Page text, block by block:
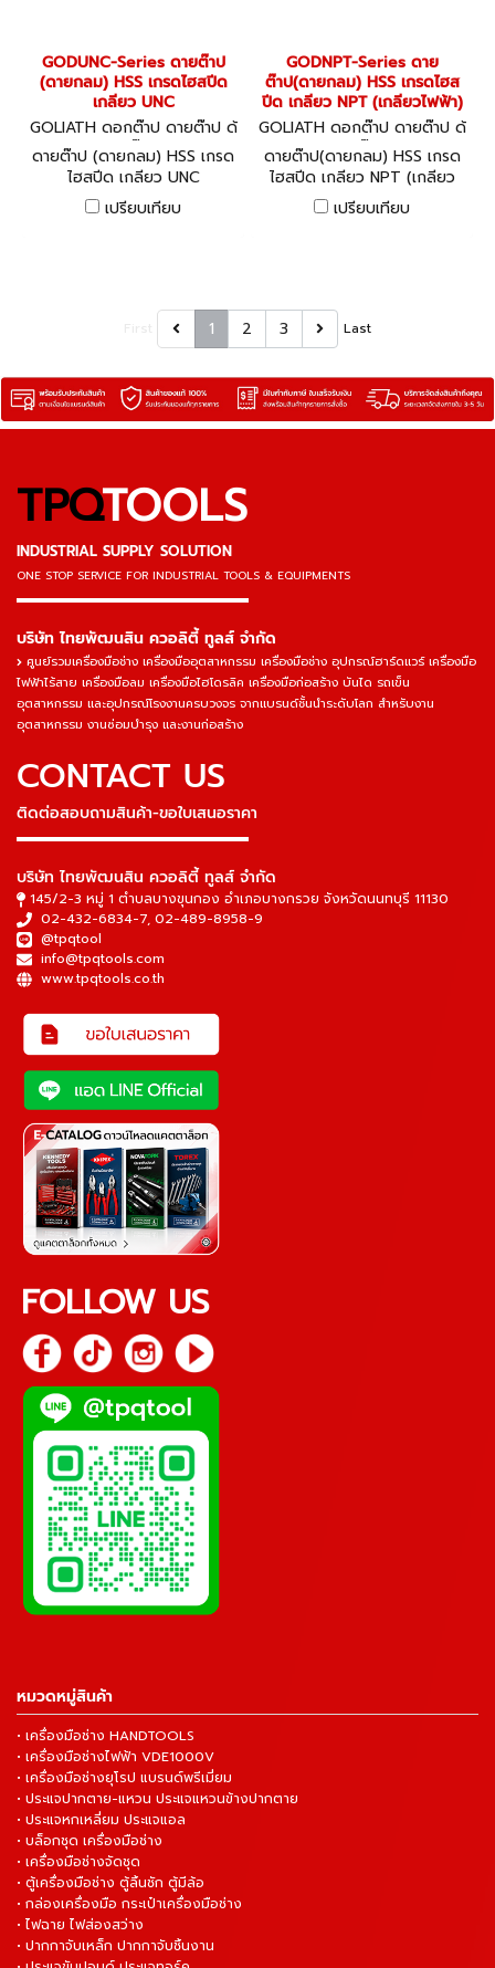
GODUNC-Series ดายต๊าป
(ดายกลม) HSS เกรดไฮสปีด
เกลียว UNC
GOLIATH ดอกต๊าป ดายต๊าป ด้
ามต๊าป
ดายต๊าป (ดายกลม) HSS เกรด
ไฮสปีด เกลียว UNC
เปรียบเทียบ
GODNPT-Series ดาย
ต๊าป(ดายกลม) HSS เกรดไฮส
ปีด เกลียว NPT (เกลียวไฟฟ้า)
GOLIATH ดอกต๊าป ดายต๊าป ด้
ามต๊าป
ดายต๊าป(ดายกลม) HSS เกรด
ไฮสปีด เกลียว NPT (เกลียว
ไฟฟ้า)
เปรียบเทียบ
1 2 3 Last
TPQTOOLS
INDUSTRIAL SUPPLY SOLUTION
ONE STOP SERVICE FOR INDUSTRIAL TOOLS & EQUIPMENTS
▬▬▬▬▬▬▬▬▬▬▬▬▬▬▬
บริษัท ไทยพัฒนสิน ควอลิตี้ ทูลส์ จำกัด
ศูนย์รวมเครื่องมือช่าง เครื่องมืออุตสาหกรรม เครื่องมือช่าง อุปกรณ์ฮาร์ดแวร์ เครื่องมือ
ไฟฟ้าไร้สาย เครื่องมือลม เครื่องมือไฮโดรลิค เครื่องมือก่อสร้าง บันได รถเข็น
อุตสาหกรรม และอุปกรณ์โรงงานครบวงจร จากแบรนด์ชั้นนำระดับโลก สำหรับงาน
อุตสาหกรรม งานซ่อมบำรุง และงานก่อสร้าง
CONTACT US
ติดต่อสอบถามสินค้า-ขอใบเสนอราคา
▬▬▬▬▬▬▬▬▬▬▬▬▬▬▬
บริษัท ไทยพัฒนสิน ควอลิตี้ ทูลส์ จำกัด
145/2-3 หมู่ 1 ตำบลบางขุนกอง อำเภอบางกรวย จังหวัดนนทบุรี 11130
02-432-6834-7, 02-489-8958-9
@tpqtool
info@tpqtools.com
www.tpqtools.co.th
FOLLOW US
หมวดหมู่สินค้า
• เครื่องมือช่าง HANDTOOLS
• เครื่องมือช่างไฟฟ้า VDE1000V
• เครื่องมือช่างยุโรป แบรนด์พรีเมี่ยม
• ประแจปากตาย-แหวน ประแจแหวนข้างปากตาย
• ประแจหกเหลี่ยม ประแจแอล
• บล็อกชุด เครื่องมือช่าง
• เครื่องมือช่างจัดชุด
• ตู้เครื่องมือช่าง ตู้ลิ้นชัก ตู้มีล้อ
• กล่องเครื่องมือ กระเป๋าเครื่องมือช่าง
• ไฟฉาย ไฟส่องสว่าง
• ปากกาจับเหล็ก ปากกาจับชิ้นงาน